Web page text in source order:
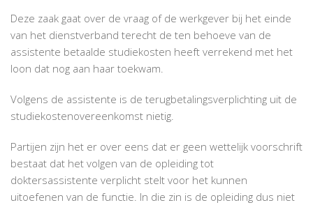
Deze zaak gaat over de vraag of de werkgever bij het einde
van het dienstverband terecht de ten behoeve van de
assistente betaalde studiekosten heeft verrekend met het
loon dat nog aan haar toekwam.
Volgens de assistente is de terugbetalingsverplichting uit de
studiekostenovereenkomst nietig.
Partijen zijn het er over eens dat er geen wettelijk voorschrift
bestaat dat het volgen van de opleiding tot
doktersassistente verplicht stelt voor het kunnen
uitoefenen van de functie. In die zin is de opleiding dus niet